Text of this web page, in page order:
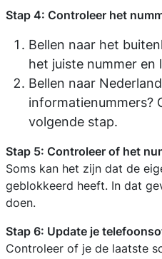
Stap 4: Controleer het
Bellen naar het
het juiste nummer en
Bellen naar
informatienummers?
volgende stap.
Stap 5: Controleer of het
Soms kan het zijn dat de
geblokkeerd heeft. In dat
doen.
Stap 6: Update je
Controleer of je de laatste